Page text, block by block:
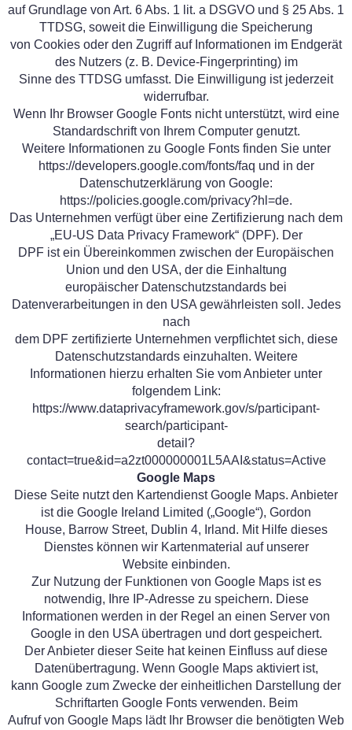
auf Grundlage von Art. 6 Abs. 1 lit. a DSGVO und § 25 Abs. 1
TTDSG, soweit die Einwilligung die Speicherung
von Cookies oder den Zugriff auf Informationen im Endgerät
des Nutzers (z. B. Device-Fingerprinting) im
Sinne des TTDSG umfasst. Die Einwilligung ist jederzeit
widerrufbar.
Wenn Ihr Browser Google Fonts nicht unterstützt, wird eine
Standardschrift von Ihrem Computer genutzt.
Weitere Informationen zu Google Fonts finden Sie unter
https://developers.google.com/fonts/faq und in der
Datenschutzerklärung von Google:
https://policies.google.com/privacy?hl=de.
Das Unternehmen verfügt über eine Zertifizierung nach dem
„EU-US Data Privacy Framework“ (DPF). Der
DPF ist ein Übereinkommen zwischen der Europäischen
Union und den USA, der die Einhaltung
europäischer Datenschutzstandards bei
Datenverarbeitungen in den USA gewährleisten soll. Jedes
nach
dem DPF zertifizierte Unternehmen verpflichtet sich, diese
Datenschutzstandards einzuhalten. Weitere
Informationen hierzu erhalten Sie vom Anbieter unter
folgendem Link:
https://www.dataprivacyframework.gov/s/participant-
search/participant-
detail?
contact=true&id=a2zt000000001L5AAI&status=Active
Google Maps
Diese Seite nutzt den Kartendienst Google Maps. Anbieter
ist die Google Ireland Limited („Google“), Gordon
House, Barrow Street, Dublin 4, Irland. Mit Hilfe dieses
Dienstes können wir Kartenmaterial auf unserer
Website einbinden.
Zur Nutzung der Funktionen von Google Maps ist es
notwendig, Ihre IP-Adresse zu speichern. Diese
Informationen werden in der Regel an einen Server von
Google in den USA übertragen und dort gespeichert.
Der Anbieter dieser Seite hat keinen Einfluss auf diese
Datenübertragung. Wenn Google Maps aktiviert ist,
kann Google zum Zwecke der einheitlichen Darstellung der
Schriftarten Google Fonts verwenden. Beim
Aufruf von Google Maps lädt Ihr Browser die benötigten Web